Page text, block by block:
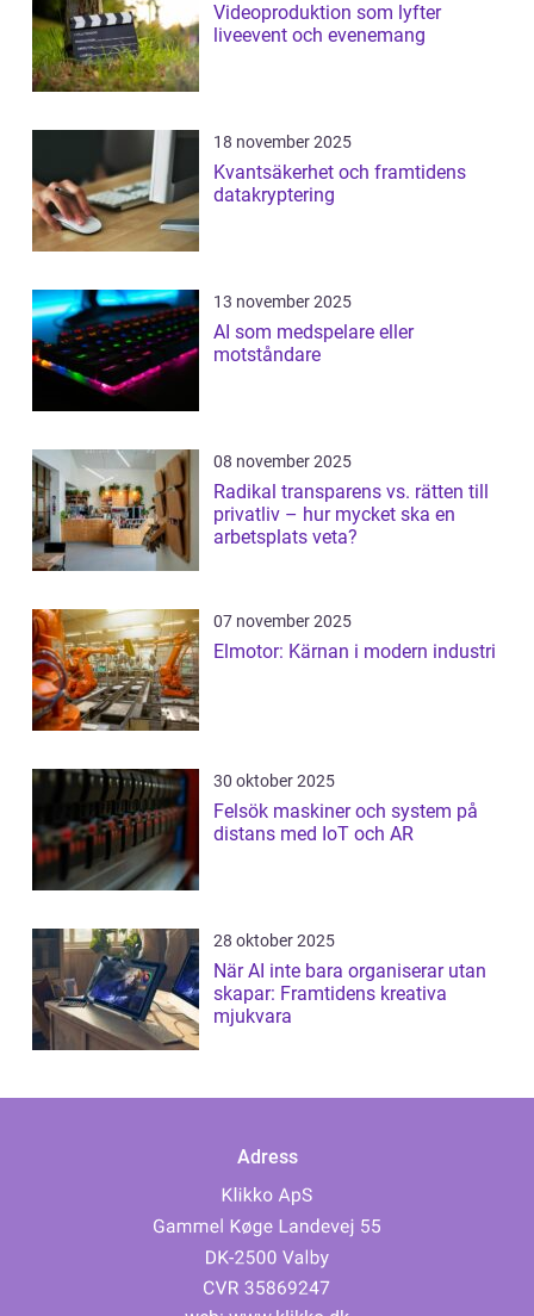
Videoproduktion som lyfter
liveevent och evenemang
18 november 2025
Kvantsäkerhet och framtidens
datakryptering
13 november 2025
AI som medspelare eller
motståndare
08 november 2025
Radikal transparens vs. rätten till
privatliv – hur mycket ska en
arbetsplats veta?
07 november 2025
Elmotor: Kärnan i modern industri
30 oktober 2025
Felsök maskiner och system på
distans med IoT och AR
28 oktober 2025
När AI inte bara organiserar utan
skapar: Framtidens kreativa
mjukvara
Adress